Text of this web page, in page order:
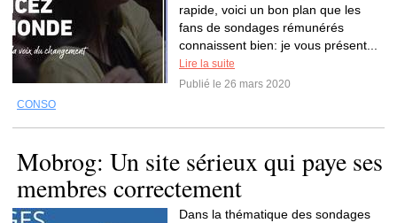
rapide, voici un bon plan que les
fans de sondages rémunérés
connaissent bien: je vous présent...
Lire la suite
Publié le 26 mars 2020
CONSO
Mobrog: Un site sérieux qui paye ses
membres correctement
Dans la thématique des sondages